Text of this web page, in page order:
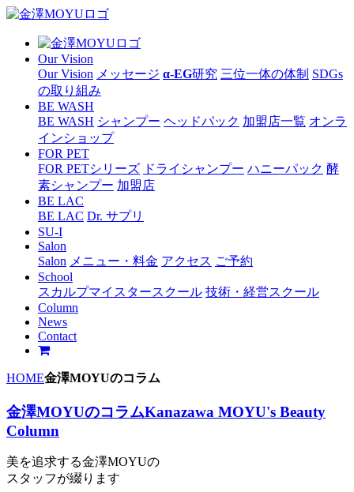
Our Vision
Our Vision メッセージ α-EG研究 三位一体の体制 SDGs
の取り組み
BE WASH
BE WASH シャンプー ヘッドパック 加盟店一覧 オンラ
インショップ
FOR PET
FOR PETシリーズ ドライシャンプー ハニーパック 酵
素シャンプー 加盟店
BE LAC
BE LAC Dr. サプリ
SU-I
Salon
Salon メニュー・料金 アクセス ご予約
School
スカルプマイスタースクール 技術・経営スクール
Column
News
Contact
HOME金澤MOYUのコラム
金澤MOYUのコラムKanazawa MOYU's Beauty
Column
美を追求する金澤MOYUの
スタッフが綴ります